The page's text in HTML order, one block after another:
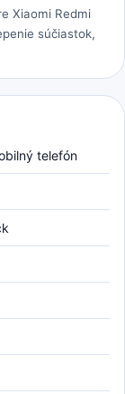
Xiaomi Redmi
súčiastok,
telefón